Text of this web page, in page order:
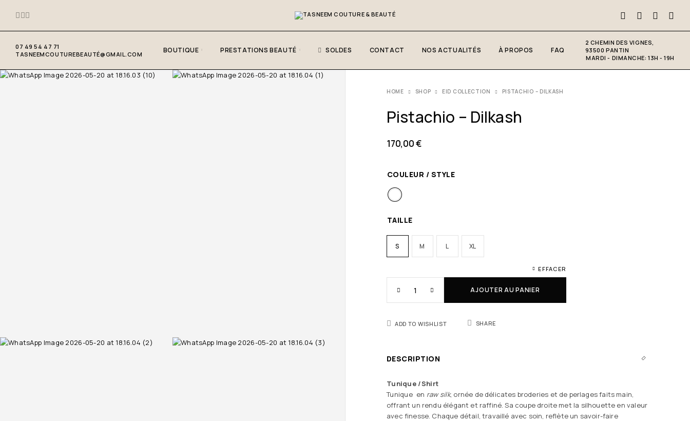
07 49 54 47 71
TASNEEMCOUTUREBEAUTÉ@GMAIL.COM
BOUTIQUE PRESTATIONS BEAUTÉ SOLDES CONTACT NOS ACTUALITÉS À PROPOS FAQ
2 CHEMIN DES VIGNES,
93500 PANTIN
MARDI - DIMANCHE: 13H - 19H
HOME SHOP EID COLLECTION PISTACHIO – DILKASH
Pistachio – Dilkash
170,00€
COULEUR / STYLE
TAILLE
S M L XL
EFFACER
AJOUTER AU PANIER
ADD TO WISHLIST SHARE
DESCRIPTION
Tunique /Shirt
Tunique en raw silk, ornée de délicates broderies et de perlages faits main,
offrant un rendu élégant et raffiné. Sa coupe droite met la silhouette en valeur
avec finesse. Chaque détail, travaillé avec soin, reflète un savoir-faire